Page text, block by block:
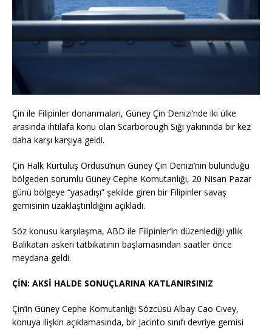
Çin ile Filipinler donanmaları, Güney Çin Denizi’nde iki ülke
arasında ihtilafa konu olan Scarborough Sığı yakınında bir kez
daha karşı karşıya geldi.
Çin Halk Kurtuluş Ordusu’nun Güney Çin Denizi’nin bulunduğu
bölgeden sorumlu Güney Cephe Komutanlığı, 20 Nisan Pazar
günü bölgeye “yasadışı” şekilde giren bir Filipinler savaş
gemisinin uzaklaştırıldığını açıkladı.
Söz konusu karşılaşma, ABD ile Filipinler’in düzenlediği yıllık
Balikatan askeri tatbikatının başlamasından saatler önce
meydana geldi.
ÇİN: AKSİ HALDE SONUÇLARINA KATLANIRSINIZ
Çin’in Güney Cephe Komutanlığı Sözcüsü Albay Cao Cıvey,
konuya ilişkin açıklamasında, bir Jacinto sınıfı devriye gemisi